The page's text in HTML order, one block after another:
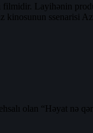
Layihənin
ssenarisi
olan “Həyat nə